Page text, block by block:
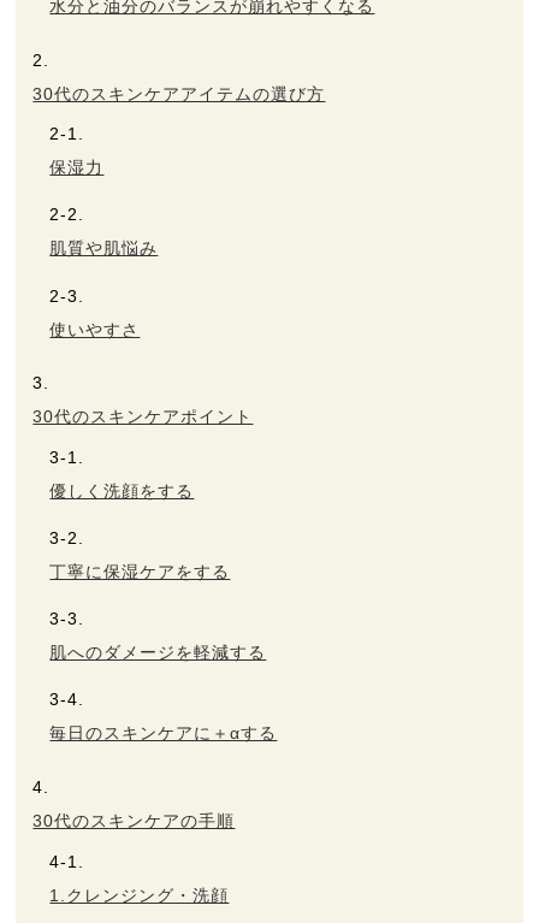
お問い合せ
メディア掲載
水分と油分のバランスが崩れやすくなる
30代のスキンケアアイテムの選び方
保湿力
肌質や肌悩み
使いやすさ
30代のスキンケアポイント
優しく洗顔をする
丁寧に保湿ケアをする
肌へのダメージを軽減する
毎日のスキンケアに＋αする
30代のスキンケアの手順
1.クレンジング・洗顔